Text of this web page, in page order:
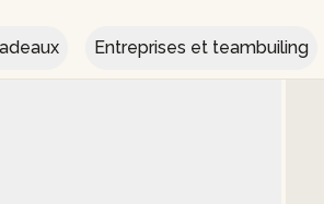
Entreprises et teambuiling